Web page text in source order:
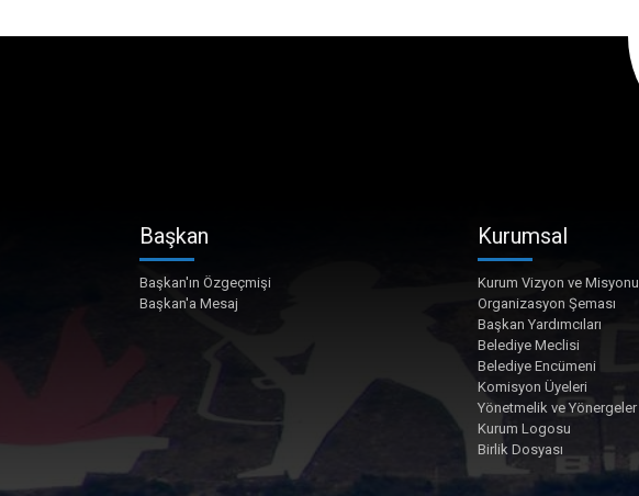
Başkan
Başkan'ın Özgeçmişi
Başkan'a Mesaj
Kurumsal
Kurum Vizyon ve Misyonu
Organizasyon Şeması
Başkan Yardımcıları
Belediye Meclisi
Belediye Encümeni
Komisyon Üyeleri
Yönetmelik ve Yönergeler
Kurum Logosu
Birlik Dosyası